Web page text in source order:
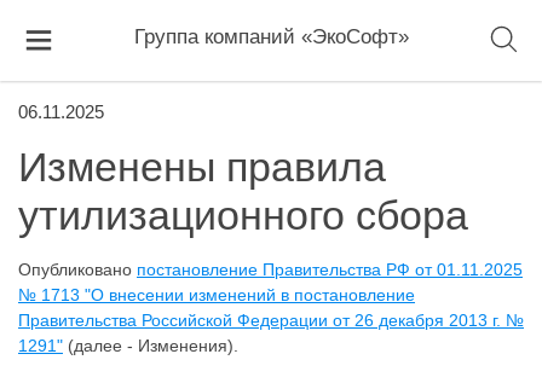
Группа компаний «ЭкоСофт»
06.11.2025
Изменены правила
утилизационного сбора
Опубликовано постановление Правительства РФ от 01.11.2025
№ 1713 "О внесении изменений в постановление
Правительства Российской Федерации от 26 декабря 2013 г. №
1291" (далее - Изменения).